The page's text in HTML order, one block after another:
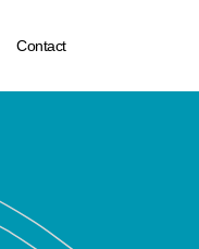
Contact